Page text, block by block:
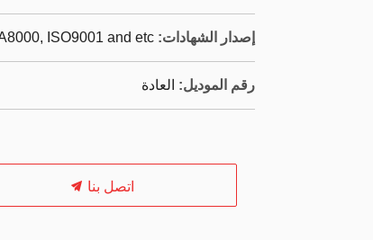
إصدار الشهادات: ISO9001 and etc
رقم الموديل: العادة
اتصل بنا